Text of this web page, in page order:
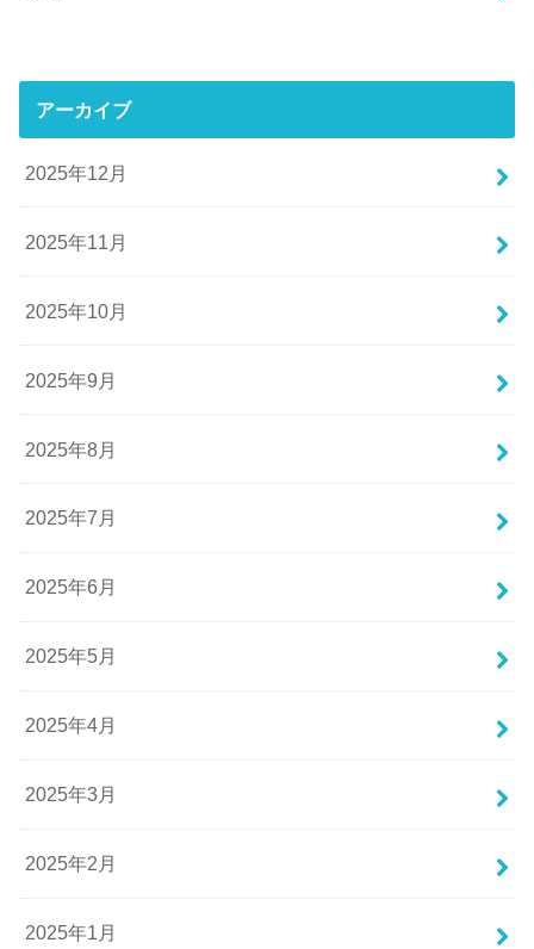
アーカイブ
2025年12月
2025年11月
2025年10月
2025年9月
2025年8月
2025年7月
2025年6月
2025年5月
2025年4月
2025年3月
2025年2月
2025年1月